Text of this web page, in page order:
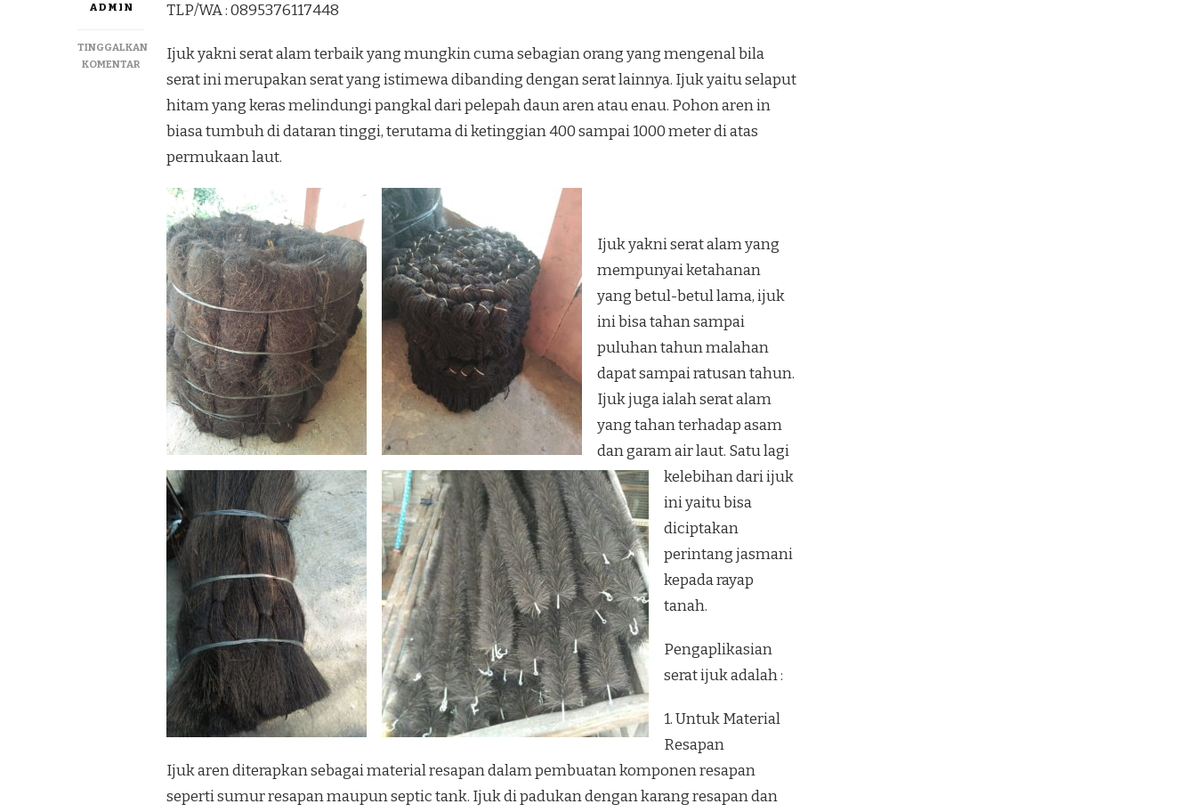
ADMIN
TINGGALKAN
KOMENTARPADA
MENYEDIAKAN
RESAPAN
PURWOREJO
TLP/WA : 0895376117448
Ijuk yakni serat alam terbaik yang mungkin cuma sebagian orang yang mengenal bila
serat ini merupakan serat yang istimewa dibanding dengan serat lainnya. Ijuk yaitu selaput
hitam yang keras melindungi pangkal dari pelepah daun aren atau enau. Pohon aren in
biasa tumbuh di dataran tinggi, terutama di ketinggian 400 sampai 1000 meter di atas
permukaan laut.
Ijuk yakni serat alam yang
mempunyai ketahanan
yang betul-betul lama, ijuk
ini bisa tahan sampai
puluhan tahun malahan
dapat sampai ratusan tahun.
Ijuk juga ialah serat alam
yang tahan terhadap asam
dan garam air laut. Satu lagi
kelebihan dari ijuk
ini yaitu bisa
diciptakan
perintang jasmani
kepada rayap
tanah.
Pengaplikasian
serat ijuk adalah :
1. Untuk Material
Resapan
Ijuk aren diterapkan sebagai material resapan dalam pembuatan komponen resapan
seperti sumur resapan maupun septic tank. Ijuk di padukan dengan karang resapan dan